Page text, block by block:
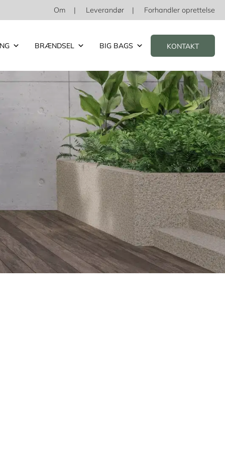
Om Leverandør Forhandler oprettelse
BRÆNDSEL BIG BAGS KONTAKT